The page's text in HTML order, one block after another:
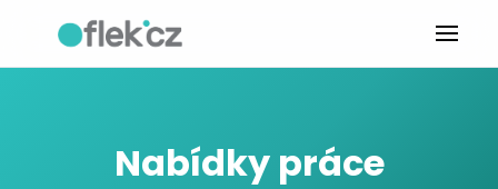
Nabídky práce